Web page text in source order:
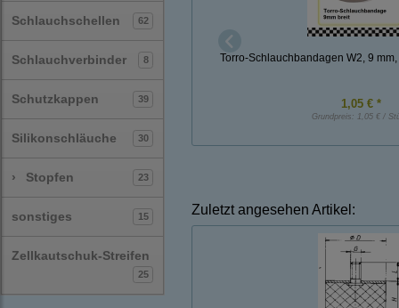
Schlauchschellen 62
Schlauchverbinder 8
Schutzkappen 39
Silikonschläuche 30
› Stopfen 23
sonstiges 15
Zellkautschuk-Streifen
25
Torro-Schlauchbandagen W2, 9
1,05 € *
Grundpreis: 1,05 € /
Zuletzt angesehen Artikel: